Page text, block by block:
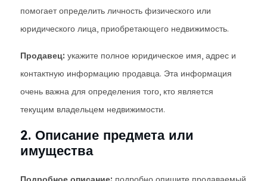
помогает определить личность физического или
юридического лица, приобретающего недвижимость.
Продавец: укажите полное юридическое имя, адрес и
контактную информацию продавца. Эта информация
очень важна для определения того, кто является
текущим владельцем недвижимости.
2. Описание предмета или
имущества